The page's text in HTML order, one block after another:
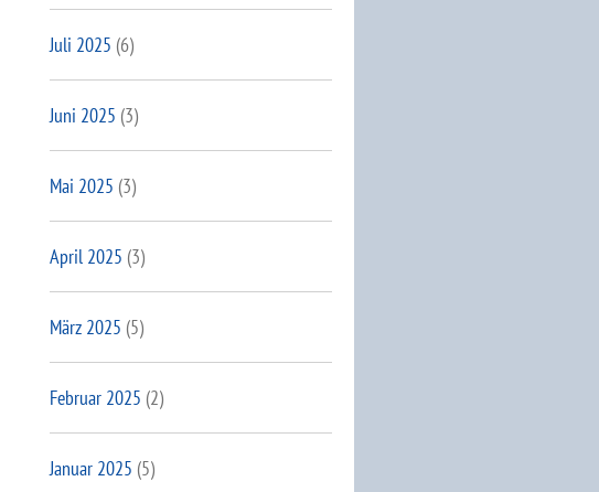
Juli 2025 (6)
Juni 2025 (3)
Mai 2025 (3)
April 2025 (3)
März 2025 (5)
Februar 2025 (2)
Januar 2025 (5)